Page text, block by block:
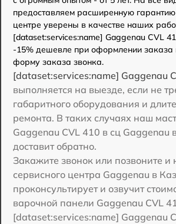
предоставляем расширенную
центре уверены в качестве наших
[dataset:services:name] Gaggenau CVL
-15% дешевле при оформлении заказа
форму заказа звонка.
[dataset:services:name] Gaggenau
выполняется на выезде, если не
габаритного оборудования и
ремонта. В таких случаях наш
Gaggenau CVL 410 в сц Gaggenau
доставит обратно.
Закажите звонок или позвоните и
сервисного центра Gaggenau в
проконсультирует и озвучит
варочной панели Gaggenau CVL
[dataset:services:name] Gaggenau